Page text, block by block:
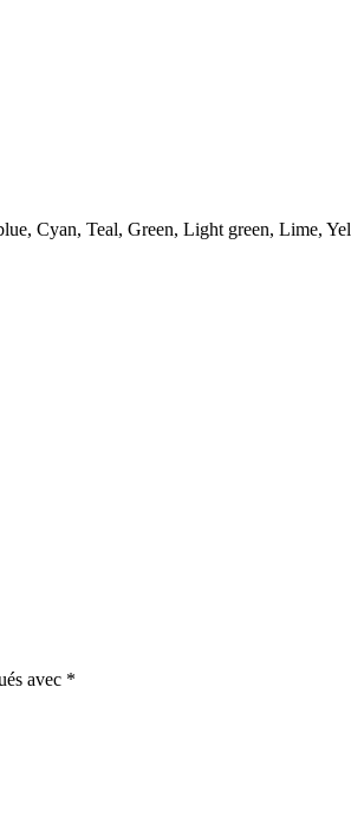
Cyan, Teal, Green, Light green, Lime,
avec *